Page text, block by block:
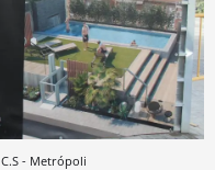
C.S - Metrópoli